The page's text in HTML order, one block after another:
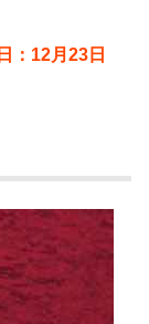
：12月23日